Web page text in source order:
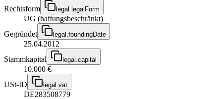
Rechtsform
legal.legalForm
UG (haftungsbeschränkt)
Gegründet
legal.foundingDate
25.04.2012
Stammkapital
legal.capital
10.000 €
USt-ID
legal.vat
DE283508779